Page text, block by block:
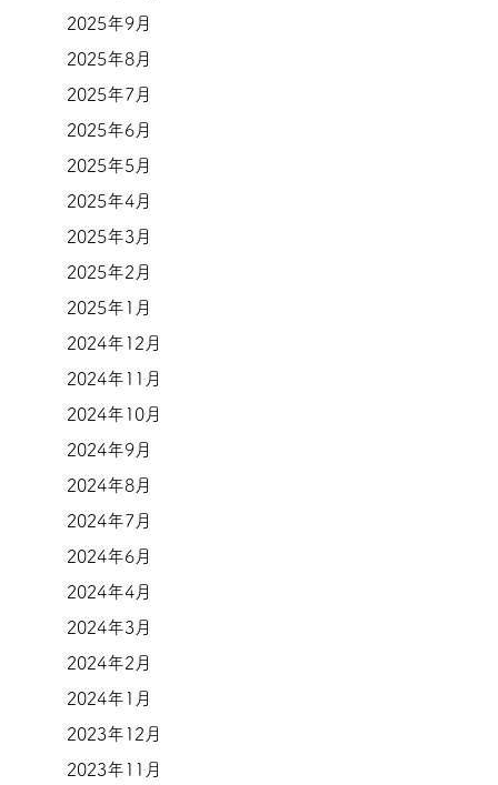
2025年9月
2025年8月
2025年7月
2025年6月
2025年5月
2025年4月
2025年3月
2025年2月
2025年1月
2024年12月
2024年11月
2024年10月
2024年9月
2024年8月
2024年7月
2024年6月
2024年4月
2024年3月
2024年2月
2024年1月
2023年12月
2023年11月